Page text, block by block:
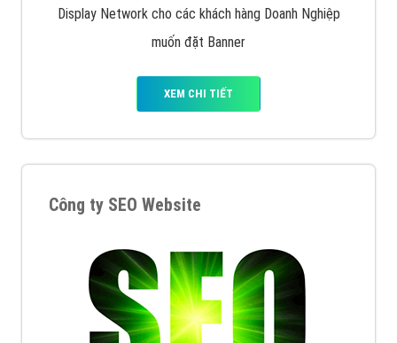
Display Network cho các khách hàng Doanh Nghiệp
muốn đặt Banner
XEM CHI TIẾT
Công ty SEO Website